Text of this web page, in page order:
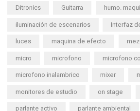
Ditronics Guitarra humo.
iluminación de escenarios Interfaz
luces maquina de efecto
micro microfono microfono
microfono inalambrico mixer
monitores de estudio on stage
parlante activo parlante ambiental